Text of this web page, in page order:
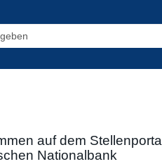
auf dem Stellenportal
Nationalbank